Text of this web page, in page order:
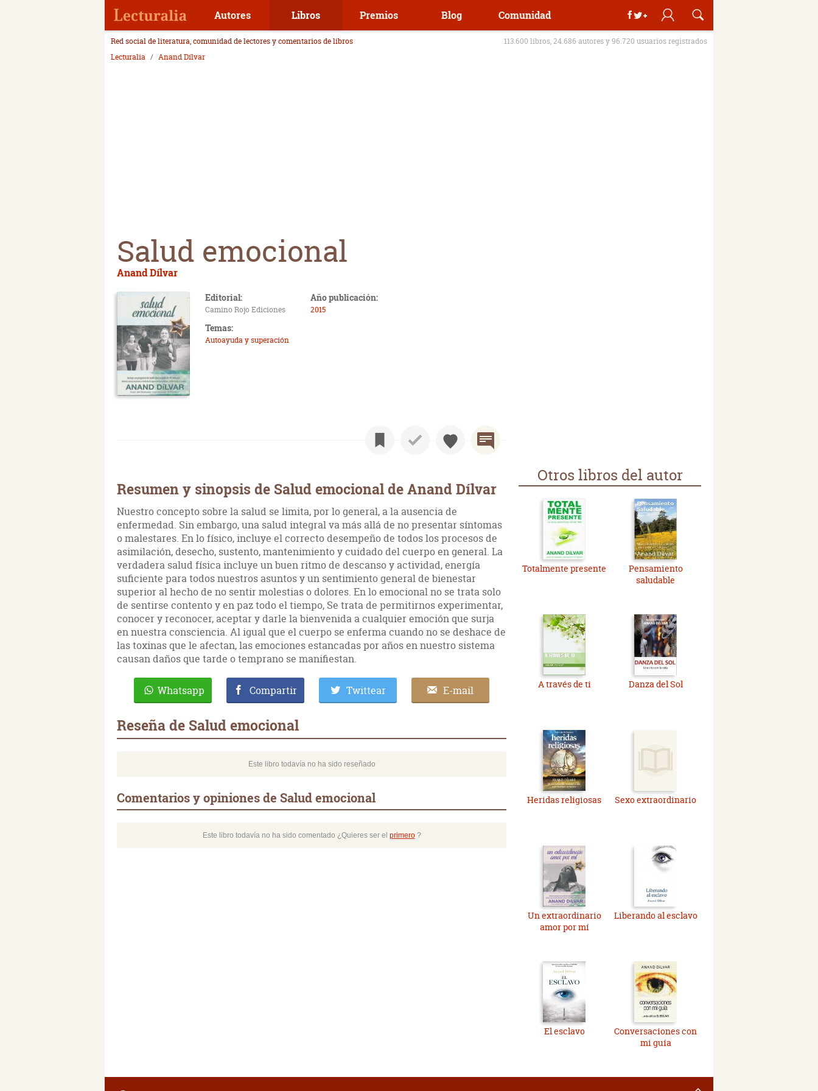
Autores Libros Premios Blog Comunidad
Red social de literatura, comunidad de lectores y comentarios de libros
113.600 libros, 24.686 autores y 96.720 usuarios registrados
Lecturalia
Anand Dílvar
Salud emocional
Anand Dílvar
Editorial:
Camino Rojo Ediciones
Año publicación:
2015
Temas:
Autoayuda y superación
Resumen y sinopsis de Salud emocional de Anand Dílvar
Nuestro concepto sobre la salud se limita, por lo general, a la ausencia de
enfermedad. Sin embargo, una salud integral va más allá de no presentar síntomas
o malestares. En lo físico, incluye el correcto desempeño de todos los procesos de
asimilación, desecho, sustento, mantenimiento y cuidado del cuerpo en general. La
verdadera salud física incluye un buen ritmo de descanso y actividad, energía
suficiente para todos nuestros asuntos y un sentimiento general de bienestar
superior al hecho de no sentir molestias o dolores. En lo emocional no se trata solo
de sentirse contento y en paz todo el tiempo, Se trata de permitirnos experimentar,
conocer y reconocer, aceptar y darle la bienvenida a cualquier emoción que surja
en nuestra consciencia. Al igual que el cuerpo se enferma cuando no se deshace de
las toxinas que le afectan, las emociones estancadas por años en nuestro sistema
causan daños que tarde o temprano se manifiestan.
Whatsapp Compartir Twittear E-mail
Reseña de Salud emocional
Este libro todavía no ha sido reseñado
Comentarios y opiniones de Salud emocional
Este libro todavía no ha sido comentado ¿Quieres ser el primero?
Otros libros del autor
Totalmente presente
Pensamiento
saludable
A través de ti Danza del Sol
Heridas religiosas Sexo extraordinario
Un extraordinario
amor por mí
Liberando al esclavo
El esclavo
Conversaciones con
mi guía